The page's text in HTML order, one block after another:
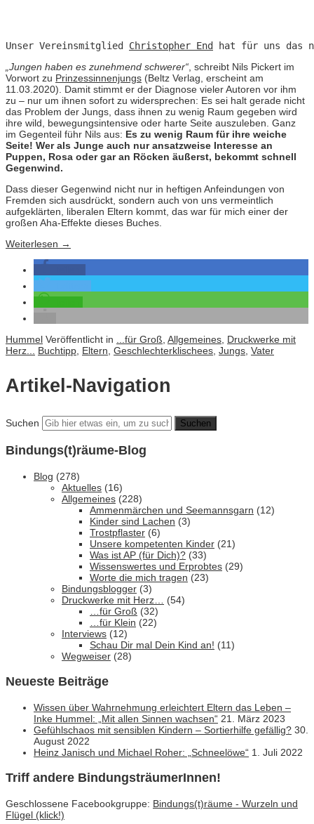
Unser Vereinsmitglied Christopher End
hat für uns das
„Jungen haben es zunehmend schwerer“, schreibt Nils Pickert im
Vorwort zu Prinzessinnenjungs (Beltz Verlag, erscheint am
11.03.2020). Damit stimmt er der Diagnose vieler Autoren vor ihm
zu – nur um ihnen sofort zu widersprechen: Es sei halt gerade nicht
das Problem der Jungs, dass ihnen zu wenig Raum gegeben wird
ihre wild, bewegungsintensive oder harte Seite auszuleben. Ganz
im Gegenteil führ Nils aus: Es zu wenig Raum für ihre weiche
Seite! Wer als Junge auch nur ansatzweise Interesse an
Puppen, Rosa oder gar an Röcken äußerst, bekommt schnell
Gegenwind.
Dass dieser Gegenwind nicht nur in heftigen Anfeindungen von
Fremden sich ausdrückt, sondern auch von uns vermeintlich
aufgeklärten, liberalen Eltern kommt, das war für mich einer der
großen Aha-Effekte dieses Buches.
Weiterlesen →
Hummel Veröffentlicht in ...für Groß, Allgemeines, Druckwerke mit
Herz... Buchtipp, Eltern, Geschlechterklischees, Jungs, Vater
Artikel-Navigation
Suchen
Bindungs(t)räume-Blog
Blog (278)
Aktuelles (16)
Allgemeines (228)
Ammenmärchen und Seemannsgarn (12)
Kinder sind Lachen (3)
Trostpflaster (6)
Unsere kompetenten Kinder (21)
Was ist AP (für Dich)? (33)
Wissenswertes und Erprobtes (29)
Worte die mich tragen (23)
Bindungsblogger (3)
Druckwerke mit Herz… (54)
…für Groß (32)
…für Klein (22)
Interviews (12)
Schau Dir mal Dein Kind an! (11)
Wegweiser (28)
Neueste Beiträge
Wissen über Wahrnehmung erleichtert Eltern das Leben –
Inke Hummel: „Mit allen Sinnen wachsen“ 21. März 2023
Gefühlschaos mit sensiblen Kindern – Sortierhilfe gefällig? 30.
August 2022
Heinz Janisch und Michael Roher: „Schneelöwe“ 1. Juli 2022
Triff andere BindungsträumerInnen!
Geschlossene Facebookgruppe: Bindungs(t)räume - Wurzeln und
Flügel (klick!)